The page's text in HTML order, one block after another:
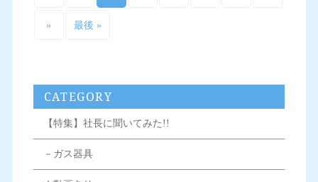
» 最後 »
CATEGORY
【特集】社長に聞いてみた!!
－ガス器具